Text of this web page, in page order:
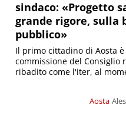
sindaco: «Progetto
grande rigore, sulla
pubblico»
Aosta
Il primo cittadino di Aosta
commissione del Consiglio
ribadito come l'iter, al